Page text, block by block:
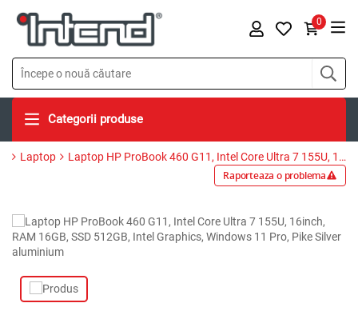
0
Categorii produse
Laptop Laptop HP ProBook 460 G11, Intel Core Ultra 7 155U, 16inch, RAM 16GB, SSD 512GB, Intel Graphics, Windows 11 Pro, Pike Silver aluminium
Raporteaza o problema